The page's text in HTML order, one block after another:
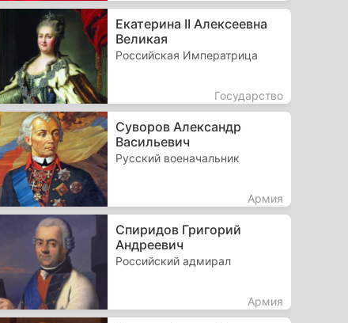
Екатерина II Алексеевна
Великая
Российская Императрица
Государство
Суворов Александр
Васильевич
Русский военачальник
Армия
Спиридов Григорий
Андреевич
Российский адмирал
Армия